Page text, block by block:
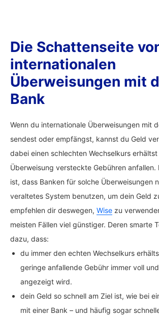
Die Schattenseite
internationalen
Überweisungen mit
Bank
Wenn du internationale Überweisungen mit
sendest oder empfängst, kannst du Geld
dabei einen schlechten Wechselkurs
Überweisung versteckte Gebühren anfallen.
ist, dass Banken für solche Überweisungen
veraltetes System benutzen, um dein Geld
empfehlen dir deswegen, Wise zu
meisten Fällen viel günstiger. Deren smarte
dazu, dass:
du immer den echten Wechselkurs
geringe anfallende Gebühr immer voll
angezeigt wird.
dein Geld so schnell am Ziel ist, wie bei
mit einer Bank – und häufig sogar